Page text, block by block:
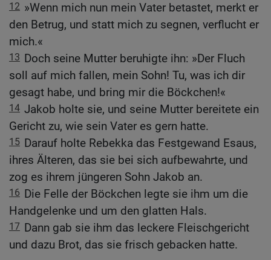
12 »Wenn mich nun mein Vater betastet, merkt er
den Betrug, und statt mich zu segnen, verflucht er
mich.«
13 Doch seine Mutter beruhigte ihn: »Der Fluch
soll auf mich fallen, mein Sohn! Tu, was ich dir
gesagt habe, und bring mir die Böckchen!«
14 Jakob holte sie, und seine Mutter bereitete ein
Gericht zu, wie sein Vater es gern hatte.
15 Darauf holte Rebekka das Festgewand Esaus,
ihres Älteren, das sie bei sich aufbewahrte, und
zog es ihrem jüngeren Sohn Jakob an.
16 Die Felle der Böckchen legte sie ihm um die
Handgelenke und um den glatten Hals.
17 Dann gab sie ihm das leckere Fleischgericht
und dazu Brot, das sie frisch gebacken hatte.